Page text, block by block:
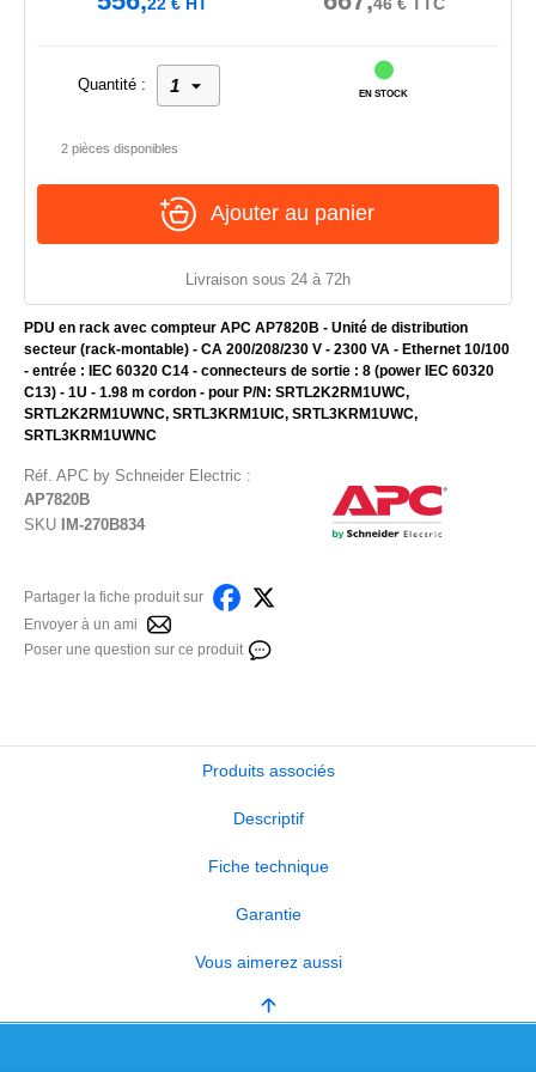
PDU en rack avec compteur APC AP7820B - Unité de distribution
secteur (rack-montable) - CA 200/208/230 V - 2300 VA - Ethernet 10/100
- entrée : IEC 60320 C14 - connecteurs de sortie : 8 (power IEC 60320
C13) - 1U - 1.98 m cordon - pour P/N: SRTL2K2RM1UWC,
SRTL2K2RM1UWNC, SRTL3KRM1UIC, SRTL3KRM1UWC,
SRTL3KRM1UWNC
Réf. APC by Schneider Electric :
AP7820B
SKU
IM-270B834
Partager la fiche produit sur
Envoyer à un ami
Poser une question sur ce produit
Quantité :
EN STOCK
2 pièces disponibles
Ajouter au panier
Livraison sous 24 à 72h
Produits associés
Descriptif
Fiche technique
Garantie
Vous aimerez aussi